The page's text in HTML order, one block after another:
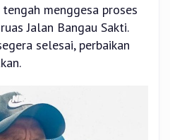
menggesa proses
Jalan Bangau Sakti.
selesai, perbaikan